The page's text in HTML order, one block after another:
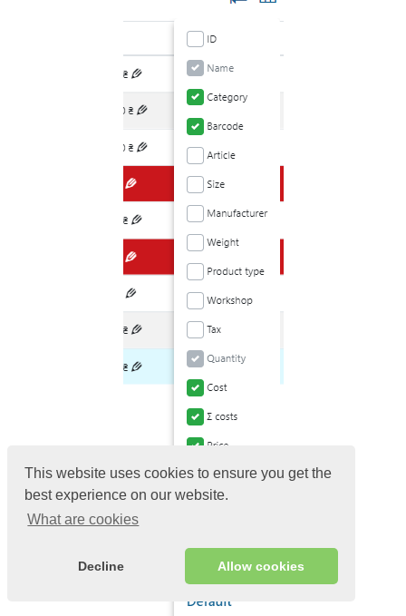
This website uses cookies to ensure you get the
best experience on our website.
What are cookies
Decline Allow cookies